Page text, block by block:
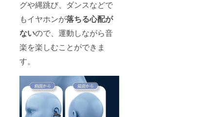
グや縄跳び、ダンスなどで
もイヤホンが落ちる心配が
ないので、運動しながら音
楽を楽しむことができま
す。